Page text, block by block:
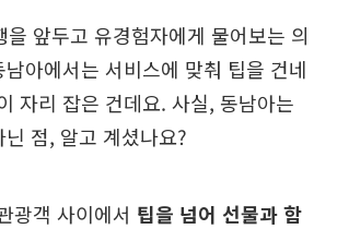
을 앞두고 유경험자에게 물어보는 의
아에서는 서비스에 맞춰 팁을 건네
자리 잡은 건데요. 사실, 동남아는
닌 점, 알고 계셨나요?
광객 사이에서 팁을 넘어 선물과 함